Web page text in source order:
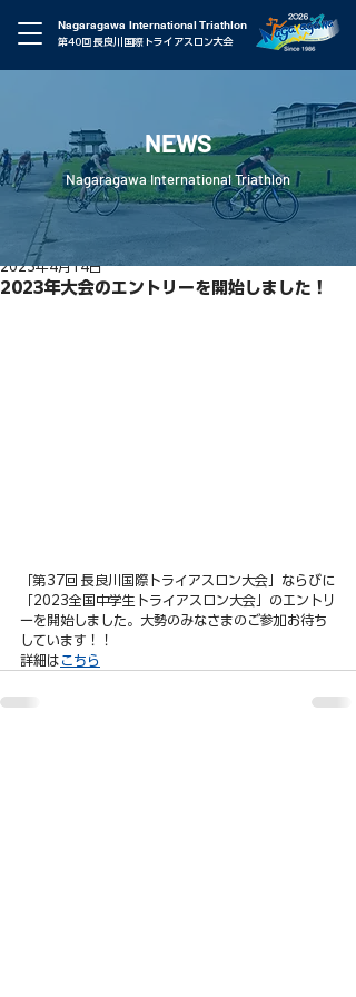
Nagaragawa International Triathlon
第40回 長良川国際トライアスロン大会
2023年大会のエントリーを開始しました！
2023年4月14日
「第37回 長良川国際トライアスロン大会」ならびに
「2023全国中学生トライアスロン大会」のエントリ
ーを開始しました。大勢のみなさまのご参加お待ち
しています！！
詳細は こちら
NEWS
Nagaragawa International Triathlon